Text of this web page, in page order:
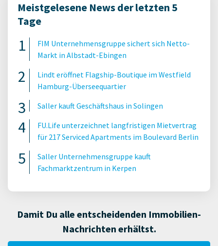
Meistgelesene News der letzten 5
Tage
FIM Unternehmensgruppe sichert sich Netto-
Markt in Albstadt-Ebingen
Lindt eröffnet Flagship-Boutique im Westfield
Hamburg-Überseequartier
Saller kauft Geschäftshaus in Solingen
FU.Life unterzeichnet langfristigen Mietvertrag
für 217 Serviced Apartments im Boulevard Berlin
Saller Unternehmensgruppe kauft
Fachmarktzentrum in Kerpen
Damit Du alle entscheidenden Immobilien-
Nachrichten erhältst.